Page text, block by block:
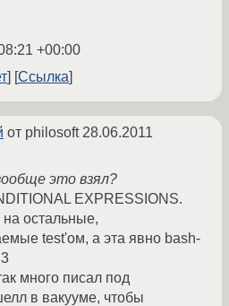
+00:00
Ссылка
от philosoft 28.06.2011
это взял?
EXPRESSIONS.
остальные,
test'ом, а эта явно bash-
много писал под
в вакууме, чтобы